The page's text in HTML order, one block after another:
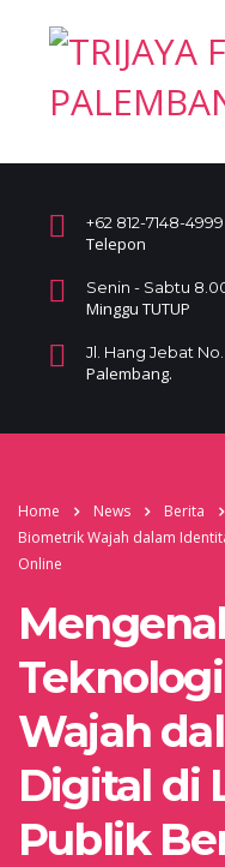
+62 812-7148-4999
Telepon
Senin - Sabtu
Minggu TUTUP
Jl. Hang Jebat No.
Palembang.
Home News Berita
Biometrik Wajah dalam
Online
Wajah
Digital di
Publik